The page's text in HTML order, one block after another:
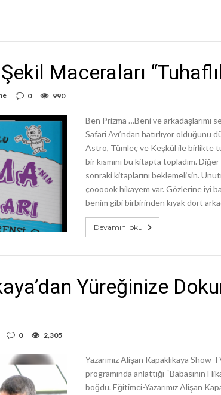
Şekil Maceraları
0 990
Ben Prizma …Beni ve arkadaşlarımı
Safari Avı’ndan hatırlıyor olduğunu
Astro, Tümleç ve Keşkül ile birlikte
bir kısmını bu kitapta topladım.
sonraki kitaplarını beklemelisin.
çoooook hikayem var. Gözlerine iyi
benim gibi birbirinden kıyak dört
Devamını oku
Yüreğinize
0 2,305
Yazarımız Alişan Kapaklıkaya Show
programında anlattığı “Babasının
boğdu. Eğitimci-Yazarımız Alişan